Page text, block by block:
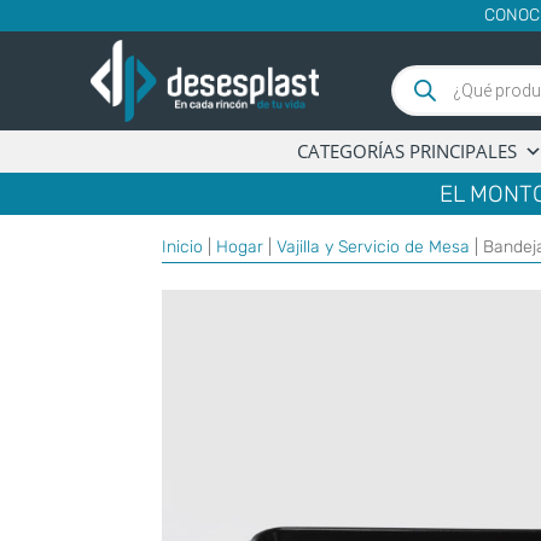
Búsqueda
de
productos
CATEGORÍAS PRINCIPALES
EL
Inicio Hogar |Vajilla y Servicio de Mesa |